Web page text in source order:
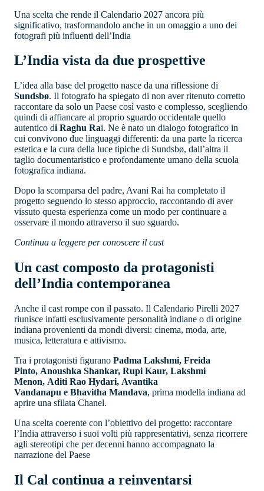
Una scelta che rende il Calendario 2027 ancora più
significativo, trasformandolo anche in un omaggio a uno dei
fotografi più influenti dell’India
L’India vista da due prospettive
L’idea alla base del progetto nasce da una riflessione di
Sundsbø. Il fotografo ha spiegato di non aver ritenuto corretto
raccontare da solo un Paese così vasto e complesso, scegliendo
quindi di affiancare al proprio sguardo occidentale quello
autentico di Raghu Rai. Ne è nato un dialogo fotografico in
cui convivono due linguaggi differenti: da una parte la ricerca
estetica e la cura della luce tipiche di Sundsbø, dall’altra il
taglio documentaristico e profondamente umano della scuola
fotografica indiana.
Dopo la scomparsa del padre, Avani Rai ha completato il
progetto seguendo lo stesso approccio, raccontando di aver
vissuto questa esperienza come un modo per continuare a
osservare il mondo attraverso il suo sguardo.
Continua a leggere per conoscere il cast
Un cast composto da protagonisti
dell’India contemporanea
Anche il cast rompe con il passato. Il Calendario Pirelli 2027
riunisce infatti esclusivamente personalità indiane o di origine
indiana provenienti da mondi diversi: cinema, moda, arte,
musica, letteratura e attivismo.
Tra i protagonisti figurano Padma Lakshmi, Freida
Pinto, Anoushka Shankar, Rupi Kaur, Lakshmi
Menon, Aditi Rao Hydari, Avantika
Vandanapu e Bhavitha Mandava, prima modella indiana ad
aprire una sfilata Chanel.
Una scelta coerente con l’obiettivo del progetto: raccontare
l’India attraverso i suoi volti più rappresentativi, senza ricorrere
agli stereotipi che per decenni hanno accompagnato la
narrazione del Paese
Il Cal continua a reinventarsi